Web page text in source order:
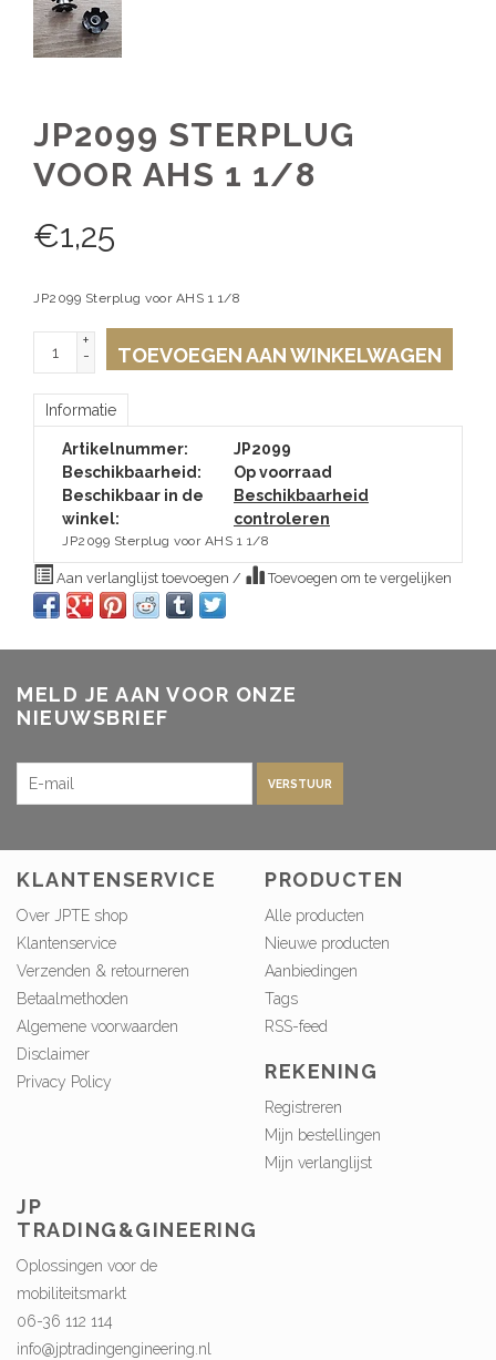
JP2099 STERPLUG
VOOR AHS 1 1/8
€1,25
JP2099 Sterplug voor AHS 1 1/8
+
-
TOEVOEGEN AAN WINKELWAGEN
Informatie
Artikelnummer:
JP2099
Beschikbaarheid:
Op voorraad
Beschikbaar in de
winkel:
Beschikbaarheid
controleren
JP2099 Sterplug voor AHS 1 1/8
Aan verlanglijst toevoegen / Toevoegen om te vergelijken
MELD JE AAN VOOR ONZE
NIEUWSBRIEF
VERSTUUR
KLANTENSERVICE
Over JPTE shop
Klantenservice
Verzenden & retourneren
Betaalmethoden
Algemene voorwaarden
Disclaimer
Privacy Policy
PRODUCTEN
Alle producten
Nieuwe producten
Aanbiedingen
Tags
RSS-feed
REKENING
Registreren
Mijn bestellingen
Mijn verlanglijst
JP
TRADING&GINEERING
Oplossingen voor de
mobiliteitsmarkt
06-36 112 114
info@jptradingengineering.nl